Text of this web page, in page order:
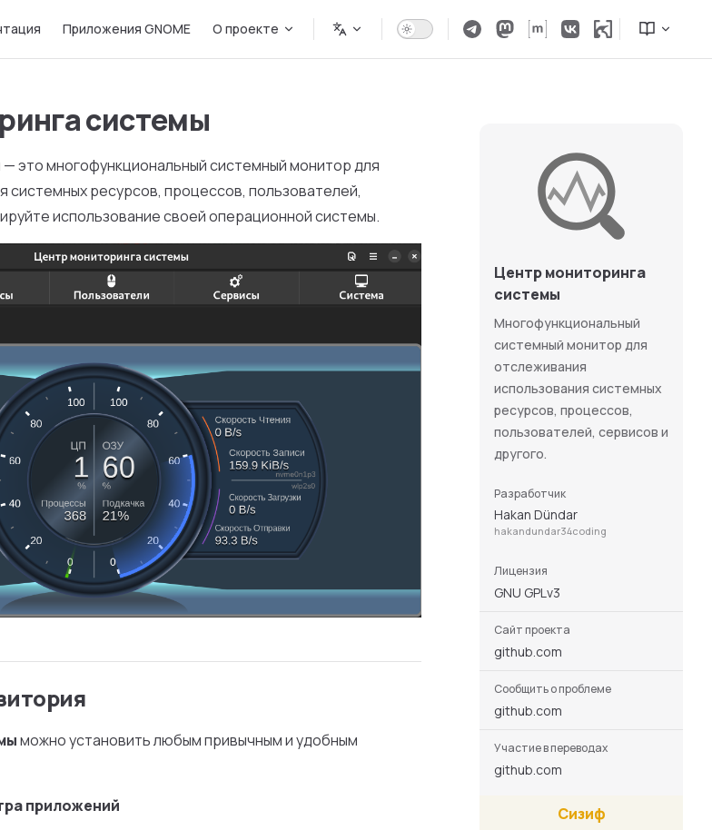
Приложения GNOME О проекте
Центр мониторинга
системы
Многофункциональный
системный монитор для
отслеживания
использования системных
ресурсов, процессов,
пользователей, сервисов и
другого.
Разработчик
Hakan Dündar
hakandundar34coding
Лицензия
GNU GPLv3
Сайт проекта
github.com
Сообщить о проблеме
github.com
Участие в переводах
github.com
Сизиф
системы
это многофункциональный системный монитор для
системных ресурсов, процессов, пользователей,
использование своей операционной системы.
можно установить любым привычным и удобным
приложений